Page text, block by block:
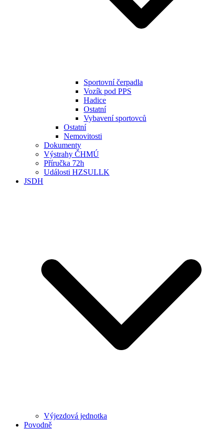
Sportovní čerpadla
Vozík pod PPS
Hadice
Ostatní
Vybavení sportovců
Ostatní
Nemovitosti
Dokumenty
Výstrahy ČHMÚ
Příručka 72h
Události HZSULLK
JSDH
Výjezdová jednotka
Povodně